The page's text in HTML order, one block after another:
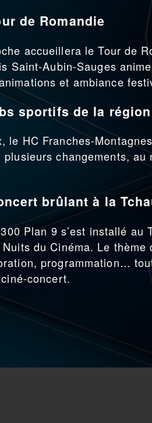
de Romandie
accueillera le Tour de
Saint-Aubin-Sauges
et ambiance
sportifs de la région
le HC Franches-
changements,
brûlant à la
Plan 9 s’est installé au
du Cinéma. Le
programmation…
concert.